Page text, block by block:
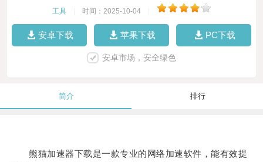
工具 时间：2025-10-04
安卓下载 苹果下载 PC下载
安卓市场，安全绿色
简介 排行
熊猫加速器下载是一款专业的网络加速软件，能有效提